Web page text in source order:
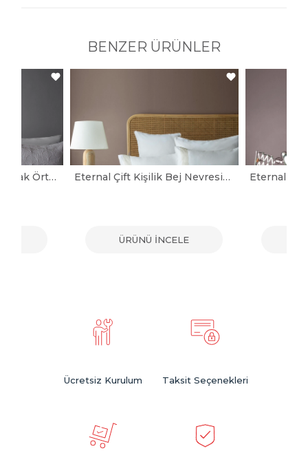
BENZER ÜRÜNLER
Aspen Gri Çift Kişilik Yatak Örtüsü Eternal Çift Kişilik Bej Nevresimli Yatak Örtüsü Seti
ÜRÜNÜ İNCELE
Ücretsiz Kurulum Taksit Seçenekleri